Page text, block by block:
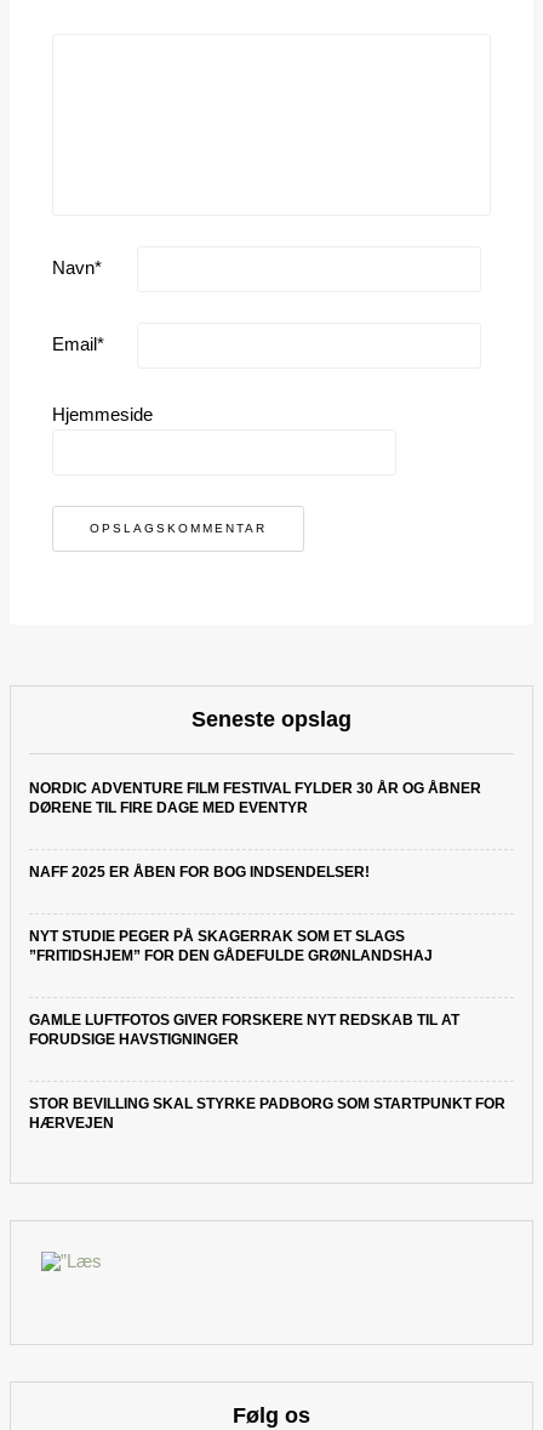
Navn*
Email*
Hjemmeside
Seneste opslag
NORDIC ADVENTURE FILM FESTIVAL FYLDER 30 ÅR OG ÅBNER
DØRENE TIL FIRE DAGE MED EVENTYR
NAFF 2025 ER ÅBEN FOR BOG INDSENDELSER!
NYT STUDIE PEGER PÅ SKAGERRAK SOM ET SLAGS
”FRITIDSHJEM” FOR DEN GÅDEFULDE GRØNLANDSHAJ
GAMLE LUFTFOTOS GIVER FORSKERE NYT REDSKAB TIL AT
FORUDSIGE HAVSTIGNINGER
STOR BEVILLING SKAL STYRKE PADBORG SOM STARTPUNKT FOR
HÆRVEJEN
Følg os